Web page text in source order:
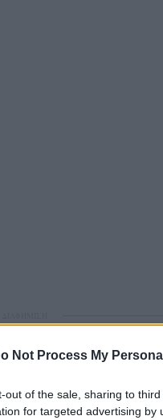
Not Process My
out of the sale, sharing to
for targeted advertising